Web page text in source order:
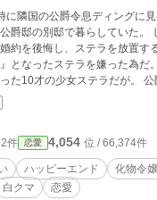
に隣国の公爵令息ディングに
で暮らしていた。 しかし、ステラを呼び
後悔し、ステラを放置する事とな
ステラを嫌った為だ。 異国の公爵邸の別邸
女ステラだが。 公爵邸別邸は森の中にあ
』だけど優しい白クマさんが
家の仕事をこなすなどして暮らし
卒業一ヶ月前にとうとう婚約
出会い、優しい時を過ごして
件 恋愛 4,054 位 / 66,374件
ハッピーエンド
化物令嬢
白クマ 恋愛